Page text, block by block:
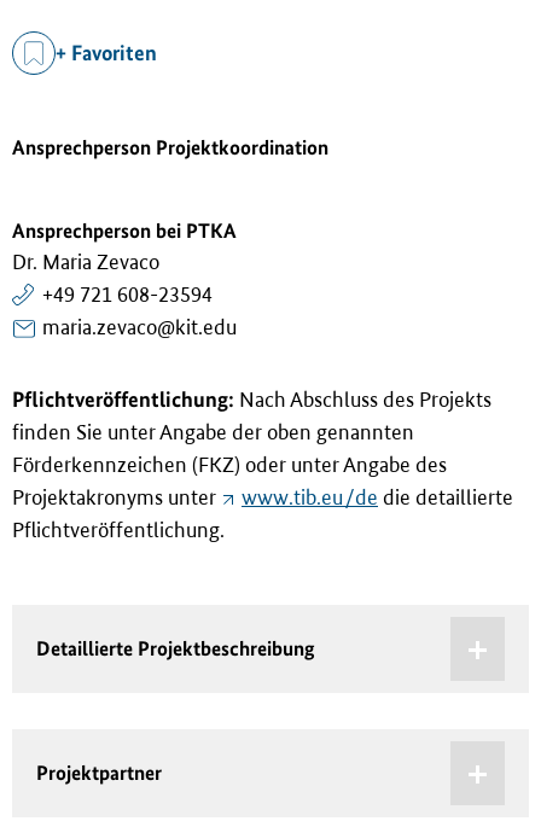
+ Favoriten
Ansprechperson Projektkoordination
Ansprechperson bei PTKA
Dr. Maria Zevaco
+49 721 608-23594
maria.zevaco@kit.edu
Pflichtveröffentlichung: Nach Abschluss des Projekts
finden Sie unter Angabe der oben genannten
Förderkennzeichen (FKZ) oder unter Angabe des
Projektakronyms unter
www.tib.eu/de die detaillierte
Pflichtveröffentlichung.
Detaillierte Projektbeschreibung
Projektpartner